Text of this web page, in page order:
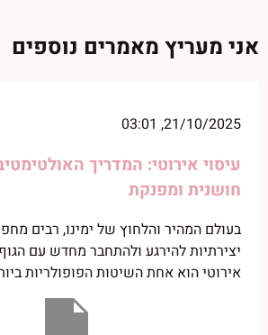
אני מעריץ מאמרים נוספים
21/10/2025, 03:01
עיסוי אירוטי: המדריך
חושנית ומפנקת
בעולם המהיר והלחוץ של ימינו, רבים
יצירתיות להירגע ולהתחבר מחדש עם
אירוטי הוא אחת השיטות הפופולריות